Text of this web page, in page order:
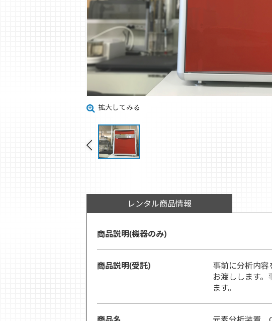
拡大してみる
レンタル商品情報
商品説明(機器のみ)
商品説明(受託)
事前に分析内
お渡しします。
ます。